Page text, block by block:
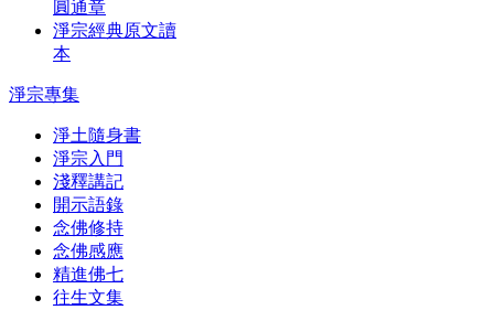
圓通章
淨宗經典原文讀
本
淨宗專集
淨土隨身書
淨宗入門
淺釋講記
開示語錄
念佛修持
念佛感應
精進佛七
往生文集